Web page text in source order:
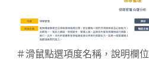
＃滑鼠點選項度名稱，說明欄